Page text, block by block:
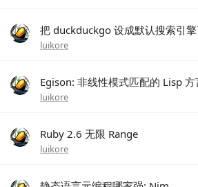
把 duckduckgo 设成默认搜索引擎
luikore
Egison: 非线性模式匹配的 Lisp 方
luikore
Ruby 2.6 无限 Range
luikore